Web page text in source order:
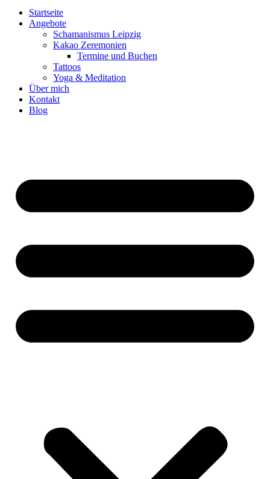
Startseite
Angebote
Schamanismus Leipzig
Kakao Zeremonien
Termine und Buchen
Tattoos
Yoga & Meditation
Über mich
Kontakt
Blog